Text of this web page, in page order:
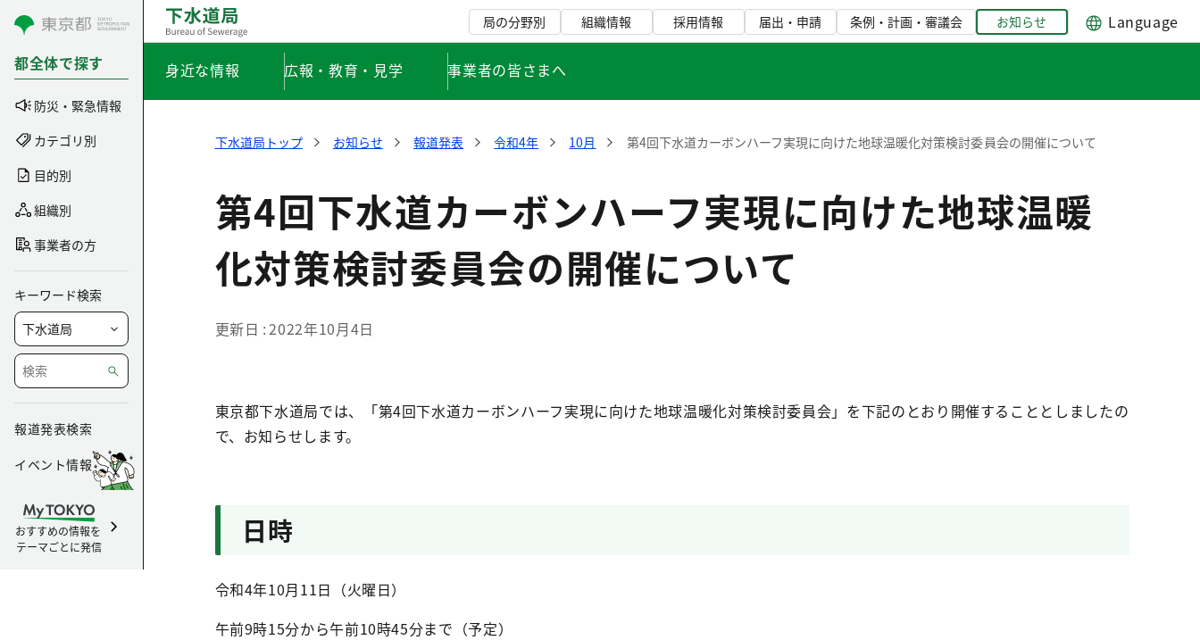
コンテンツにスキップ
都全体で探す
防災・緊急情報
カテゴリ別
目的別
組織別
事業者の方
キーワード検索
報道発表検索
イベント情報
おすすめの情報を
テーマごとに発信
局の分野別 組織情報 採用情報 届出・申請 条例・計画・審議会 お知らせ Language
身近な情報 広報・教育・見学 事業者の皆さまへ
下水道局トップ お知らせ 報道発表 令和4年 10月 第4回下水道カーボンハーフ実現に向けた地球温暖化対策検討委員会の開催について
第4回下水道カーボンハーフ実現に向けた地球温暖
化対策検討委員会の開催について
更新日 2022年10月4日
東京都下水道局では、「第4回下水道カーボンハーフ実現に向けた地球温暖化対策検討委員会」を下記のとおり開催することとしましたの
で、お知らせします。
日時
令和4年10月11日（火曜日）
午前9時15分から午前10時45分まで（予定）